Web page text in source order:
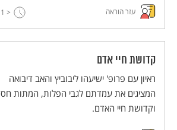
עזר הוראה < 1
קדושת חיי אדם
ראיון עם פרופ' ישיעהו ליבוביץ והאב דיבואה
המציגים את עמדתם לגבי הפלות, המתות
וקדושת חיי האדם.